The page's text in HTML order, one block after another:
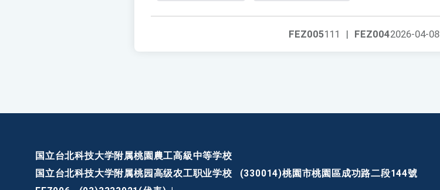
FEZ0042026-04-08
FEZ005111 |
国立台北科技大学附属桃園農工高級中等学校
国立台北科技大学附属桃园高级农工职业学校
(330014)桃園市桃園區成功路二段144號